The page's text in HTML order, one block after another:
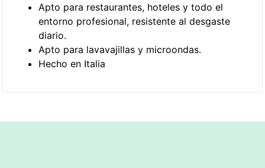
Apto para restaurantes, hoteles y todo el
entorno profesional, resistente al desgaste
diario.
Apto para lavavajillas y microondas.
Hecho en Italia